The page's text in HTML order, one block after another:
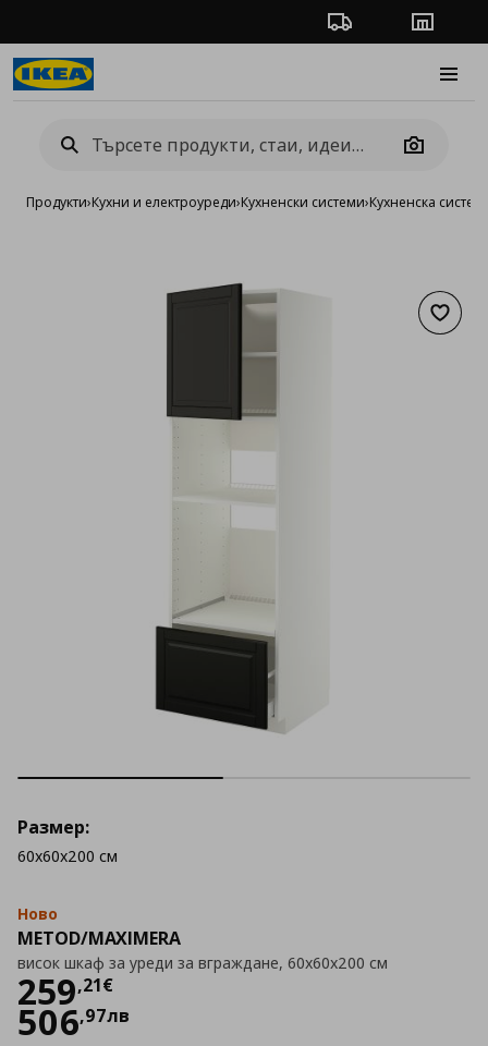
Проследяване на
Camera
Продукти›Кухни и електроуреди›Кухненски системи›Кухненска
Ново
METOD/MAXIMERA
висок шкаф за уреди за вграждане, 60x60x200 см
259,21€
Цена
506,97лв
Размер:
60x60x200 см